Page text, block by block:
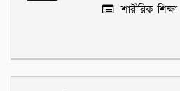
শারীরিক শিক্ষা